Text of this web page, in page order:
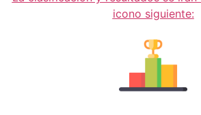
icono siguiente: